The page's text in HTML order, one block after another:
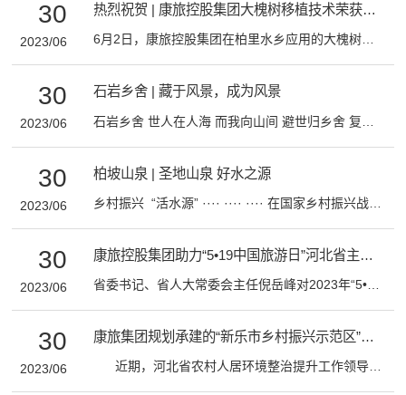
30
2023/06
热烈祝贺 | 康旅控股集团大槐树移植技术荣获专利！
6月2日，康旅控股集团在柏里水乡应用的大槐树移植技术荣获国家实用新型专利（实用新型名称：一种用于临河大树的移植运输装置，专利号：ZL 2022 2 3139185.3），为集团的专利荣誉再添新辉！ 专利介绍：一种用于临河大树的移植运输装置 大槐树的移植充分体现了康旅规划设计建设的DNA中四项基本原则：以文为脉、以人为本、以生态为基础、以产业为核心，以及三大设计理念：自然化、生态化、人性化。 树木的移植工作首先考虑的是自然地理环境：集团技术人员考虑到西柏坡三面环山，一面环水的自然环境，抛却定式思维，大胆提出在临近河床的地方，借助河水进行树木移植，从而有效提高移栽成活率。 在依托理论对设想进行反复推演后，基于对大槐树微生态的全面保护，集团工程人员建造了一艘用于移植临河大树的水上钢结构浮式平台船。这艘平台船拥有由若干竖梁焊接在一起、上下平行的底层框架和顶层框架，框架内通过若干槽钢基材加强连接，保证坚固性与稳定性
30
2023/06
石岩乡舍 | 藏于风景，成为风景
30
2023/06
柏坡山泉 | 圣地山泉 好水之源
乡村振兴 “活水源” ···· ···· ···· 在国家乡村振兴战略引领下，平山县委县政府领导下，康旅控股集团积极参与柏坡山泉水厂转型升级，全面布局水厂建设与运营。 秉承着“以文化为脉络，以生态为基础，以产业为核心”的理念，康旅控股集团挖掘区域文化，重新设计改造厂区，引进全自动高标准生产线，新建高标准无菌生产车间，严格按照国家标准执行“检验检测一过滤灌装一成品包装一物流运输”等流程，品牌正式升级为“柏坡山泉”。 “ 3月23日，恰逢党中央离开西柏坡进京“赶考日”，柏坡山泉正式面市，从此汩汩泉水成为乡村振兴 “活水源”。 ” #1 水源地 源自革命圣地活泉水脉 柏坡山泉取自革命圣地西柏坡腹地的凤凰山活泉水脉，泉水水源地地处太行山东部深山区，出露地层主要为太古界变质岩，矿泉水赋存于麻岩风化裂缝中。主要补给来源为大气降水入渗补给和基岩裂隙水侧向经流补给，是理想的天然水源地。 此处群山环绕，静谧幽雅，泉水经过矿洞溶洞、植被深层循环净化及漫长的渗透溶滤后，汇聚天地精华自涌而出，因此富含多种微量元素和矿物质，是大自然馈赠的山泉好水。 #2 矿物质成分 产品简介 远遁群山去尘嚣。柏坡山泉涌自200米地下岩层，泉眼位于封闭保护区内，周边松柏苍翠，大自然精华汇聚，酝酿出独特的甘甜清爽口感，据权威部门检验报告显示：柏坡山泉富锶、低钠、高偏硅酸，天然小分子、活性强，易吸收。偏硅酸含量、锶含量均优于国家标准，PH值呈弱碱性，是饮用养生、烹饪佳肴、泡茶品鉴的上乘之选。 锶 能够促进骨骼发育和类骨质的形成，可促进新陈代谢，有效减少高血压与高血脂、高血糖的发病几率，尤其对心血管疾病有一
30
2023/06
康旅控股集团助力“5•19中国旅游日”河北省主会场活动成功举办
省委书记、省人大常委会主任倪岳峰对2023年“5•19中国旅游日”河北省活动作出批示：习近平总书记指出，旅游是综合性产业，是拉动经济发展的重要动力。全省各地各部门要深入贯彻落实总书记重要指示和党中央决策部署，抢抓京津冀协同发展、雄安新区建设等重大机遇，加快打造文旅融合、全域全季的旅游强省，为奋力谱写中国式现代化建设河北篇章增光添彩。要充分发挥旅游资源丰富的优势，扎实推进京张体育文化旅游带、大运河文化旅游带等建设，大力发展红色旅游、乡村旅游、生态旅游、冰雪旅游，推进文化和旅游深度融合发展，积极培育新产品、新模式、新业态。要以举办“5·19中国旅游日”活动为契机，加强宣传推介，强化政策支持，提高服务水平，全面提升来冀游客体验感和满意度，使“这么近，那么美，周末到河北”成为新时尚，以高品质旅游推动高质量发展。 · 这么近，那么美，周末到河北 5月19日，“5·19中国旅游日”河北省分会场活动在石家庄赞皇县嶂石岩景区拉开帷幕，河北省委宣传部副部长、省文化和旅游厅党组书记、厅长张才宣读倪岳峰书记的批示并提出落实要求，省文化和旅游厅党组副书记、副厅长张胜利，石家庄市人民政府副市长张峰珍、赞皇县委书记陈宏锋等领导出席活动。集团董事长刘江敏受邀参加。 张才表示，今年以来，省文化和旅游厅深入学习贯彻习近平总书记在河北考察时的重要讲话精神，牢牢把握文旅市场快速复苏的重大机遇，以开展主题教育为契机，创新制定政策措施，优化旅游产业结构，加快完善基础设施，推动全省旅游高质量发展取得新成效。今年“中国旅游日”，河北坚持上下贯通、全省联动，建立了“1+14+67+N”工作机制（1个主会场活动+全省各地14个分会场活动+67个重点旅游县活动+全省各重点旅游景区活动），以“主题月、主题周、主题日”的形式，开展了旅游高质量发展专题研讨、文旅项目观摩拉练、文化和旅游大讲堂、文创商品和非遗展示等系列活动，接下来，还将集中发布河北旅游发展重大政策、精品旅游线路、旅游惠民措施、品质服务承诺、文明出游倡议等，进一步打响“这么近，那么美，周末到河北”品牌，营造全社会关注旅游、参与旅游、支持旅游、发展旅游的浓厚氛围。他还向海内外游客发出了到河北览山水、访古迹、游田园、品美食、赏民俗的诚挚邀请。
30
2023/06
康旅集团规划承建的“新乐市乡村振兴示范区”西安家庄村被评为河北省美丽乡村精品村！
近期，河北省农村人居环境整治提升工作领导小组办公室，通报了“河北省2022年度美丽乡村精品村名单”，康旅控股集团规划承建的“新乐市乡村振兴示范区”中的马头铺镇西安家庄村榜上有名！ 西安家庄 西安家庄游园设计充分融合村庄民俗文化小品、原木小品，旨在打造以绿化为主的娱乐休闲空间。游园入口设置休憩廊架满足人们的休憩需求，场地中设置原木座椅及秋千，满足儿童使用需求；使用原木蹲作为休憩座椅，与村庄更加贴合且具有实用性，同时后侧墙体用以原木及老物件进行装饰。游园内大部分为村内原有